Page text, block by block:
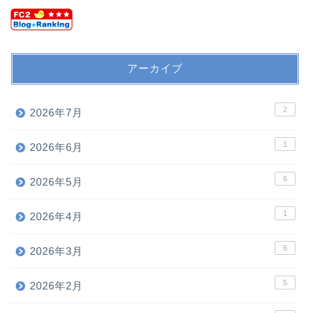
アーカイブ
2026年7月 2
2026年6月 1
2026年5月 6
2026年4月 1
2026年3月 6
2026年2月 5